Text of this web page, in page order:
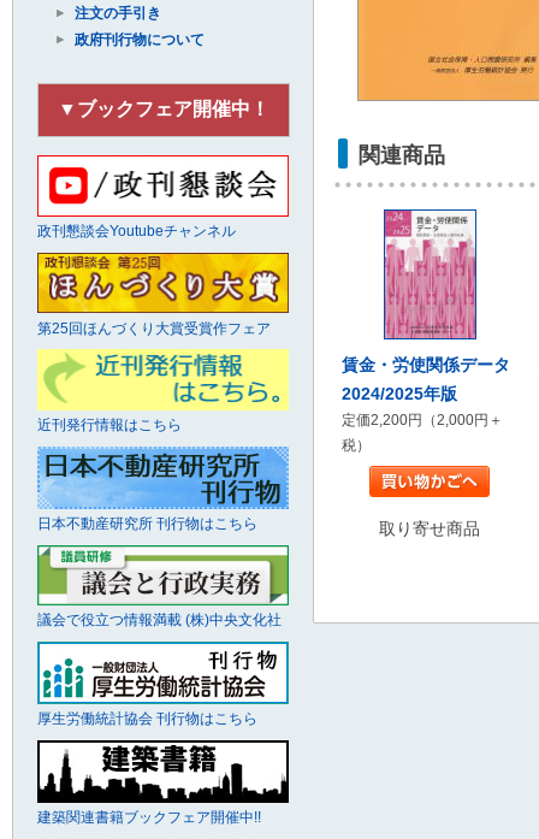
関連商品
賃金・労使関係データ
2024/2025年版
定価2,200円（2,000円＋
税）
取り寄せ商品
注文の手引き
政府刊行物について
▼ブックフェア開催中！
政刊懇談会Youtubeチャンネル
第25回ほんづくり大賞受賞作フェア
近刊発行情報はこちら
日本不動産研究所 刊行物はこちら
議会で役立つ情報満載 (株)中央文化社
厚生労働統計協会 刊行物はこちら
建築関連書籍ブックフェア開催中!!